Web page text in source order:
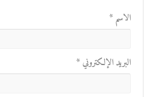
الاسم*
البريد الإلكتروني*